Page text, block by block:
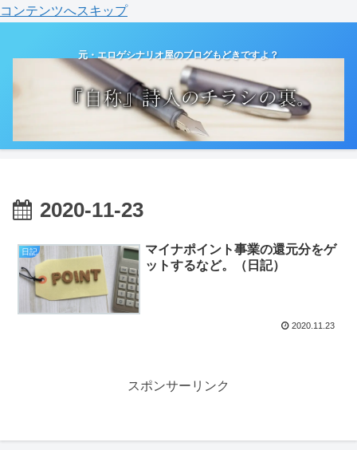
コンテンツへスキップ
元・エロゲシナリオ屋のブログもどきですよ？
2020-11-23
日記
マイナポイント事業の還元分をゲ
ットするなど。（日記）
2020.11.23
スポンサーリンク